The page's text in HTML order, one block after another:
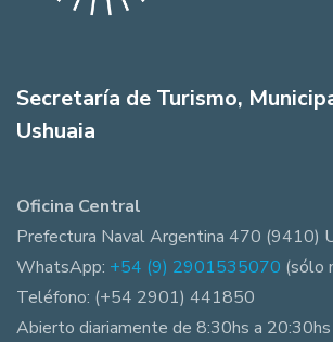
Secretaría de Turismo,
Ushuaia
Oficina Central
Prefectura Naval Argentina 470 (9410)
WhatsApp: +54 (9) 2901535070 (sólo
Teléfono: (+54 2901) 441850
Abierto diariamente de 8:30hs a 20:30hs